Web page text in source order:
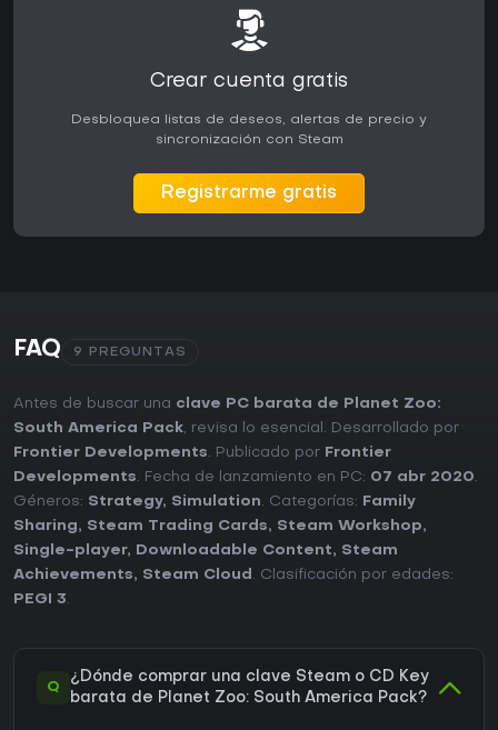
Crear cuenta gratis
Desbloquea listas de deseos, alertas de precio y
sincronización con Steam
Registrarme gratis
FAQ 9 PREGUNTAS
Antes de buscar una clave PC barata de Planet Zoo:
South America Pack, revisa lo esencial. Desarrollado por
Frontier Developments. Publicado por Frontier
Developments. Fecha de lanzamiento en PC: 07 abr 2020.
Géneros: Strategy, Simulation. Categorías:
Family
Sharing, Steam Trading Cards, Steam Workshop,
Single-player, Downloadable Content, Steam
Achievements, Steam Cloud . Clasificación por edades:
PEGI 3.
Q
¿Dónde comprar una clave Steam o CD Key
barata de Planet Zoo: South America Pack?